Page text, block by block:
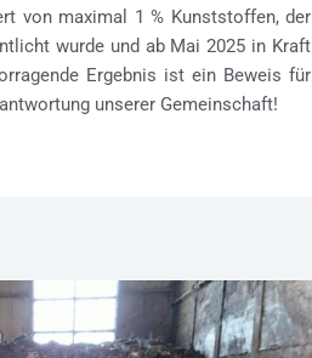
von maximal 1 % Kunststoffen, der
wurde und ab Mai 2025 in Kraft
Ergebnis ist ein Beweis für
unserer Gemeinschaft!